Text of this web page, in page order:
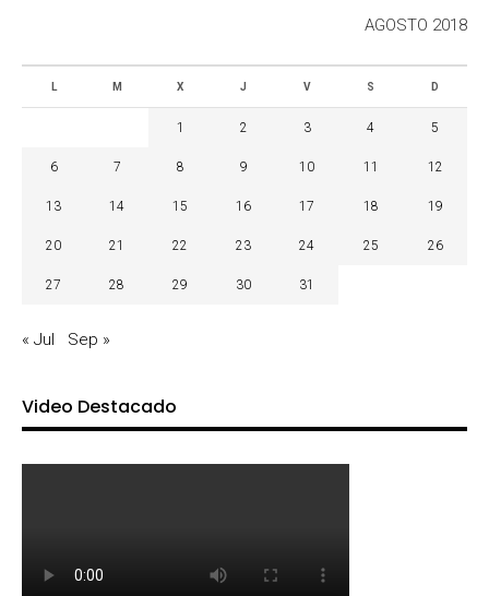
AGOSTO 2018
L M X J V S D
1 2 3 4 5
6 7 8 9 10 11 12
13 14 15 16 17 18 19
20 21 22 23 24 25 26
27 28 29 30 31
« Jul Sep »
Video Destacado